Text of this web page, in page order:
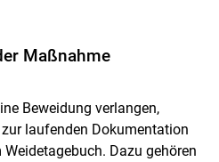
Maßnahme
Beweidung verlangen,
laufenden Dokumentation
Dazu gehören